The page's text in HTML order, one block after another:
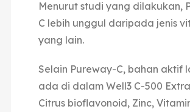
Menurut studi yang dilakukan,
C lebih unggul daripada jenis
yang lain.
Selain Pureway-C, bahan aktif
ada di dalam Well3 C-500
Citrus bioflavonoid, Zinc,